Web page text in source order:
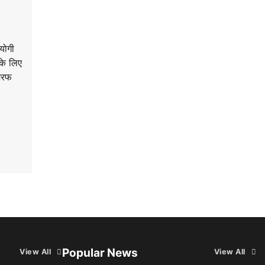
लिए
View All Popular News View All